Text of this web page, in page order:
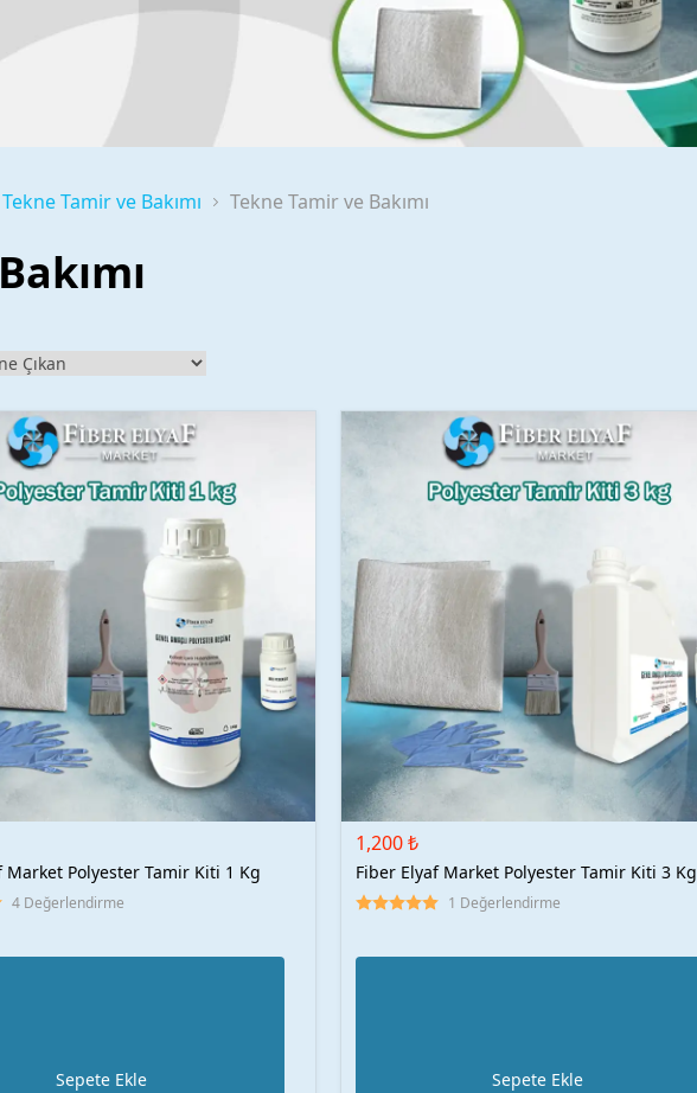
Tekne Tamir ve Bakımı Tekne Tamir ve Bakımı
Market Polyester Tamir Kiti 1 Kg
4 Değerlendirme
Sepete Ekle
1,200 ₺
Fiber Elyaf Market Polyester Tamir Kiti 3 Kg
1 Değerlendirme
Sepete Ekle